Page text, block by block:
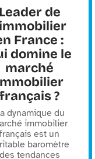
Leader de
France :
domine le
marché
français ?
dynamique du
immobilier
français est un
baromètre
des tendances